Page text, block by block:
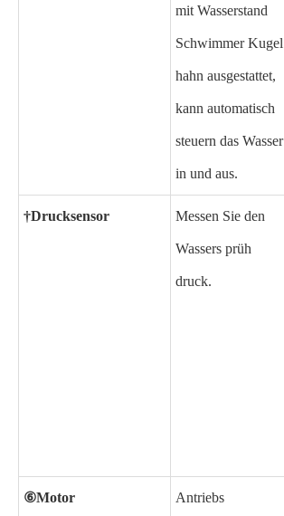
mit Wasserstand
Schwimmer Kugel
hahn ausgestattet,
kann automatisch
steuern das Wasser
in und aus.
†Drucksensor Messen Sie den
Wassers prüh
druck.
⑥Motor Antriebs